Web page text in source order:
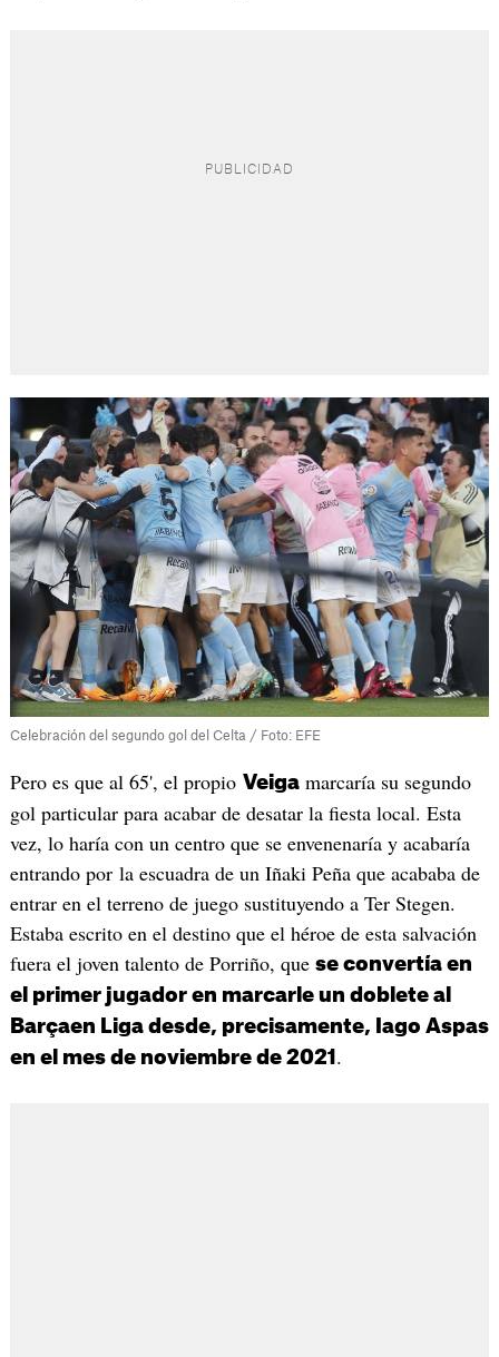
Celebración del segundo gol del Celta / Foto: EFE
Pero es que al 65', el propio Veigamarcaría su segundo
gol particular para acabar de desatar la fiesta local. Esta
vez, lo haría con un centro que se envenenaría y acabaría
entrando por la escuadra de un Iñaki Peña que acababa de
entrar en el terreno de juego sustituyendo a Ter Stegen.
Estaba escrito en el destino que el héroe de esta salvación
fuera el joven talento de Porriño, que se convertía en
el primer jugador en marcarle un doblete al
Barçaen Liga desde, precisamente, Iago Aspas
en el mes de noviembre de 2021 .